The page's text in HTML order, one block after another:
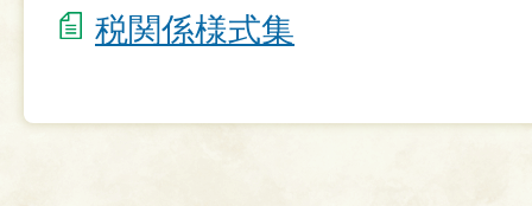
税関係様式集